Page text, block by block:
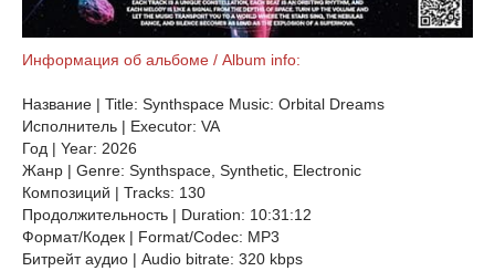
Информация об альбоме / Album info:
Название | Title: Synthspace Music: Orbital Dreams
Исполнитель | Executor: VA
Год | Year: 2026
Жанр | Genre: Synthspace, Synthetic, Electronic
Композиций | Tracks: 130
Продолжительность | Duration: 10:31:12
Формат/Кодек | Format/Codec: MP3
Битрейт аудио | Audio bitrate: 320 kbps